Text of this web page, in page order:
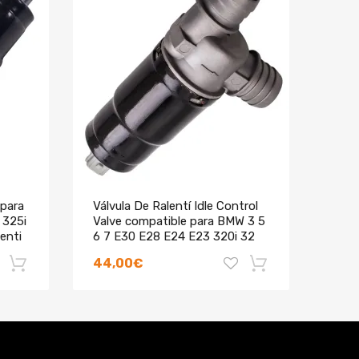
mm / 3,03 pulgadas
325i
Válvula De Ralentí Idle Control
Valve compatible para BMW 3 5
6 7 E30 E28 E24 E23 320i 32
44,00€
-18% -18%